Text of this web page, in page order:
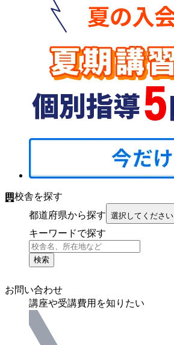
校舎を探す
都道府県から探す 選択してください
キーワードで探す
検索
お問い合わせ
講座や受講費用を知りたい